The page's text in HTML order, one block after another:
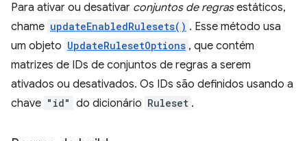
Para ativar ou desativar conjuntos de regrasestáticos,
chame updateEnabledRulesets() . Esse método usa
um objeto UpdateRulesetOptions , que contém
matrizes de IDs de conjuntos de regras a serem
ativados ou desativados. Os IDs são definidos usando a
chave "id" do dicionário Ruleset .